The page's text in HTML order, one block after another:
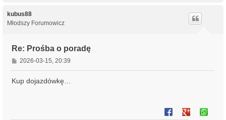
kubus88
Młodszy Forumowicz
Re: Prośba o poradę
P
o
s
2026-03-15, 20:39
Kup dojazdówkę…